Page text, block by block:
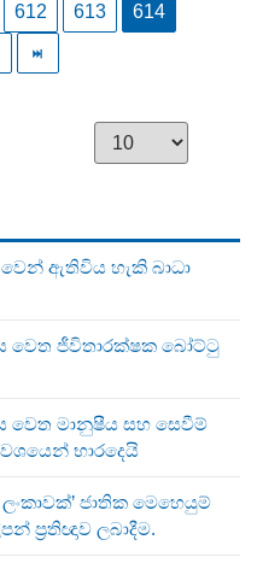
612 613
614
ඇතිවිය හැකි බාධා
වෙත ජීවිතාරක්ෂක බෝට්ටු
වෙත මානුෂීය සහ සෙවීම්
භාරදෙයි
ජාතික මෙහෙයුම්
ප්‍රතිඥාව ලබාදීම.